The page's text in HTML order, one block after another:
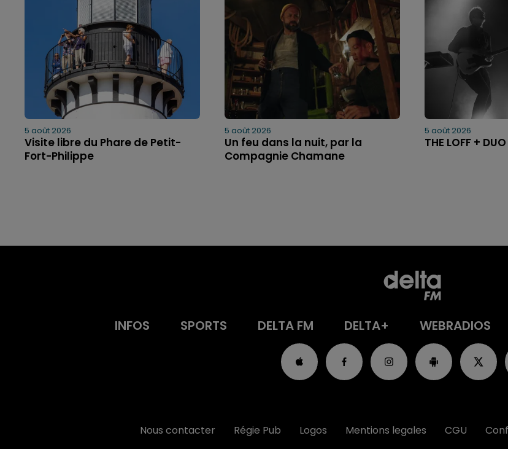
5 août 2026
Visite libre du Phare de Petit-
Fort-Philippe
5 août 2026
Un feu dans la nuit, par la
Compagnie Chamane
5 août 2026
THE LOFF +
INFOS SPORTS DELTA FM DELTA+ WEBRADIOS
Nous contacter Régie Pub Logos Mentions legales CGU